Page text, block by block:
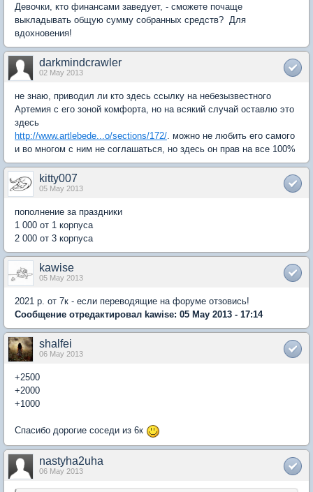
Девочки, кто финансами заведует, - сможете почаще
выкладывать общую сумму собранных средств? Для
вдохновения!
darkmindcrawler
02 May 2013
не знаю, приводил ли кто здесь ссылку на небезызвестного
Артемия с его зоной комфорта, но на всякий случай оставлю это
здесь
http://www.artlebede...o/sections/172/. можно не любить его самого
и во многом с ним не соглашаться, но здесь он прав на все 100%
kitty007
05 May 2013
пополнение за праздники
1 000 от 1 корпуса
2 000 от 3 корпуса
kawise
05 May 2013
2021 р. от 7к - если переводящие на форуме отзовись!
Сообщение отредактировал kawise: 05 May 2013 - 17:14
shalfei
06 May 2013
+2500
+2000
+1000
Спасибо дорогие соседи из 6к
nastyha2uha
06 May 2013